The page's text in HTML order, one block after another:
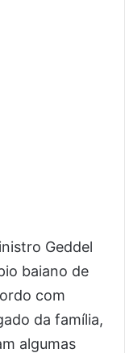
Geddel
baiano de
com
da família,
algumas